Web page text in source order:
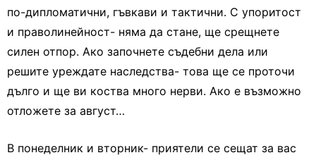
по-дипломатични, гъвкави и тактични. С упоритост
и праволинейност- няма да стане, ще срещнете
силен отпор. Ако започнете съдебни дела или
решите уреждате наследства- това ще се проточи
дълго и ще ви коства много нерви. Ако е възможно
отложете за август…
В понеделник и вторник- приятели се сещат за вас